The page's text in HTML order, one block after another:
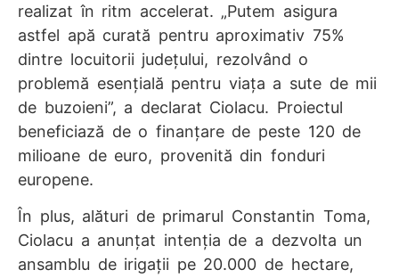
realizat în ritm accelerat. „Putem asigura
astfel apă curată pentru aproximativ 75%
dintre locuitorii județului, rezolvând o
problemă esențială pentru viața a sute de mii
de buzoieni”, a declarat Ciolacu. Proiectul
beneficiază de o finanțare de peste 120 de
milioane de euro, provenită din fonduri
europene.
În plus, alături de primarul Constantin Toma,
Ciolacu a anunțat intenția de a dezvolta un
ansamblu de irigații pe 20.000 de hectare,